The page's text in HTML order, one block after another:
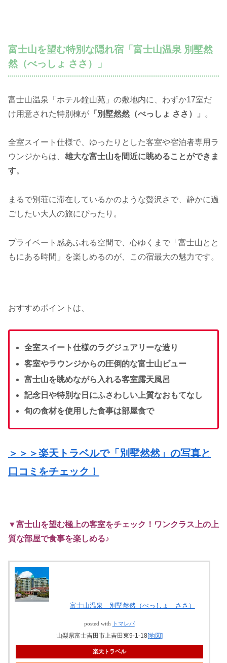
富士山を望む特別な隠れ宿「富士山温泉 別墅然
然（べっしょ ささ）」
富士山温泉「ホテル鐘山苑」の敷地内に、わずか17室だ
け用意された特別棟が 「別墅然然（べっしょ ささ）」 。
全室スイート仕様で、ゆったりとした客室や宿泊者専用ラ
ウンジからは、 雄大な富士山を間近に眺めることができま
す。
まるで別荘に滞在しているかのような贅沢さで、静かに過
ごしたい大人の旅にぴったり。
プライベート感あふれる空間で、心ゆくまで「富士山とと
もにある時間」を楽しめるのが、この宿最大の魅力です。
おすすめポイントは、
全室スイート仕様のラグジュアリーな造り
客室やラウンジからの圧倒的な富士山ビュー
富士山を眺めながら入れる客室露天風呂
記念日や特別な日にふさわしい上質なおもてなし
旬の食材を使用した食事は部屋食で
＞＞＞楽天トラベルで「別墅然然」の写真と
口コミをチェック！
▼富士山を望む極上の客室をチェック！ワンクラス上の上
質な部屋で食事を楽しめる♪
富士山温泉 別墅然然（べっしょ ささ）
posted with トマレバ
山梨県富士吉田市上吉田東9-1-18[地図]
楽天トラベル